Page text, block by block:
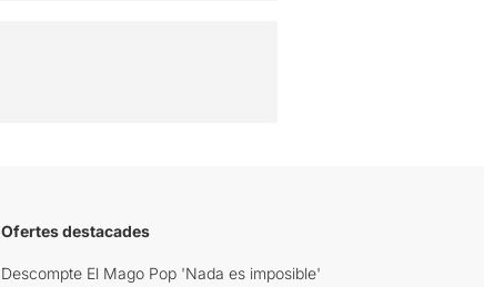
Ofertes destacades
Descompte El Mago Pop 'Nada es imposible'